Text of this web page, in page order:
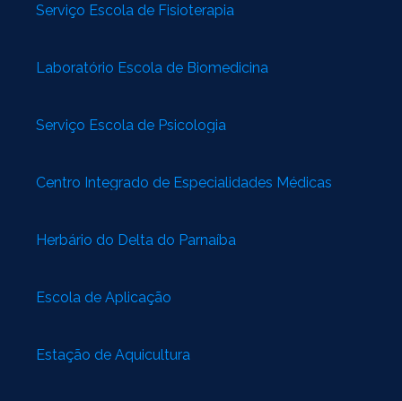
Serviço Escola de Fisioterapia
Laboratório Escola de Biomedicina
Serviço Escola de Psicologia
Centro Integrado de Especialidades Médicas
Herbário do Delta do Parnaíba
Escola de Aplicação
Estação de Aquicultura